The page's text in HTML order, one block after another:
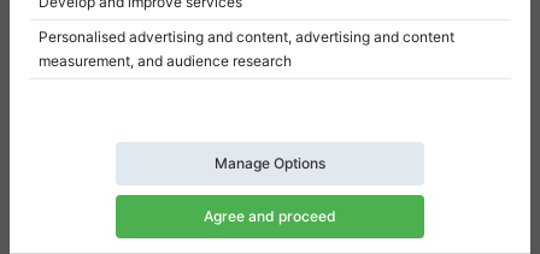
Conditions d’utilisation
Politique de confidentialité
Pianos droits à vendre